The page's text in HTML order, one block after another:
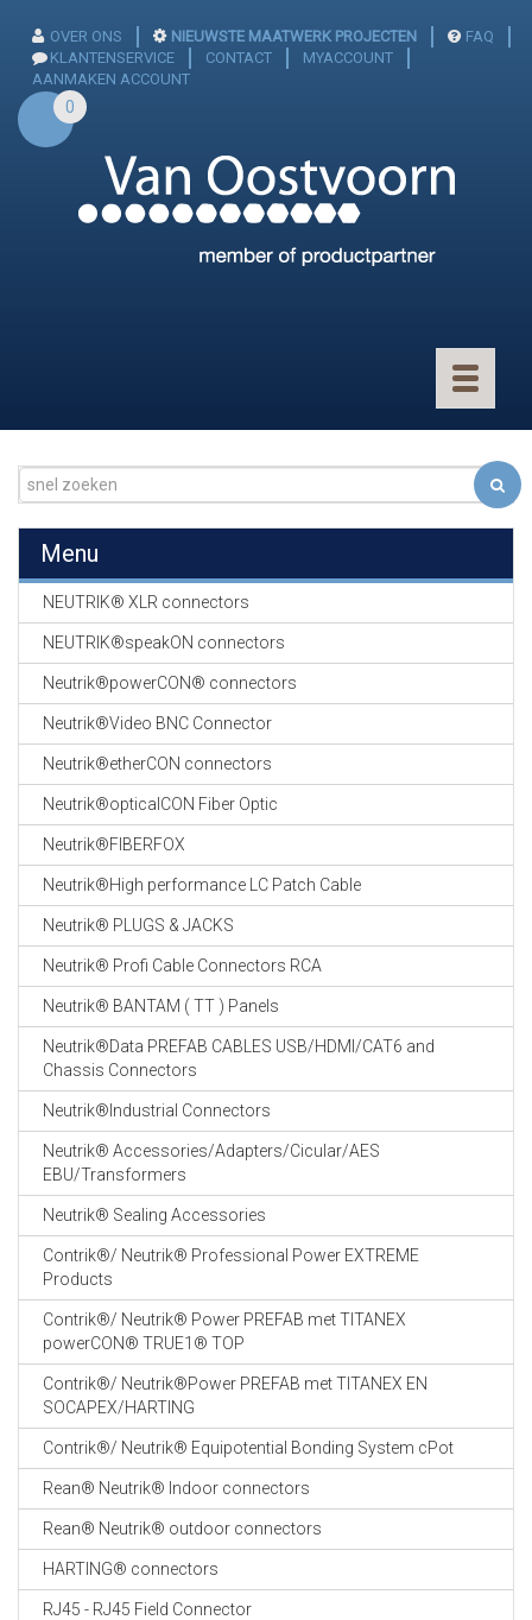
OVER ONS NIEUWSTE MAATWERK PROJECTEN
FAQ
KLANTENSERVICE
CONTACT
MYACCOUNT
AANMAKEN ACCOUNT
0
Toggle
GEVLOCHTEN KOUS
EN
KRIMP KOUS
KOPER KABEL
OP ROL
OCC OPTICAL
FIBER CABLE
GE-ASSEMBLEERDE
19" RACKS
EN
TOEBEHOREN
CABLE EQUIPEMENTS
Menu
NEUTRIK® XLR connectors
NEUTRIK®speakON connectors
Neutrik®powerCON® connectors
Neutrik®Video BNC Connector
Neutrik®etherCON connectors
Neutrik®opticalCON Fiber Optic
Neutrik®FIBERFOX
Neutrik®High performance LC Patch Cable
Neutrik® PLUGS & JACKS
Neutrik® Profi Cable Connectors RCA
Neutrik® BANTAM ( TT ) Panels
Neutrik®Data PREFAB CABLES USB/HDMI/CAT6 and
Chassis Connectors
Neutrik®Industrial Connectors
Neutrik® Accessories/Adapters/Cicular/AES
EBU/Transformers
Neutrik® Sealing Accessories
Contrik®/ Neutrik® Professional Power EXTREME
Products
Contrik®/ Neutrik® Power PREFAB met TITANEX
powerCON® TRUE1® TOP
Contrik®/ Neutrik®Power PREFAB met TITANEX EN
SOCAPEX/HARTING
Contrik®/ Neutrik® Equipotential Bonding System cPot
Rean® Neutrik® Indoor connectors
Rean® Neutrik® outdoor connectors
HARTING® connectors
RJ45 - RJ45 Field Connector